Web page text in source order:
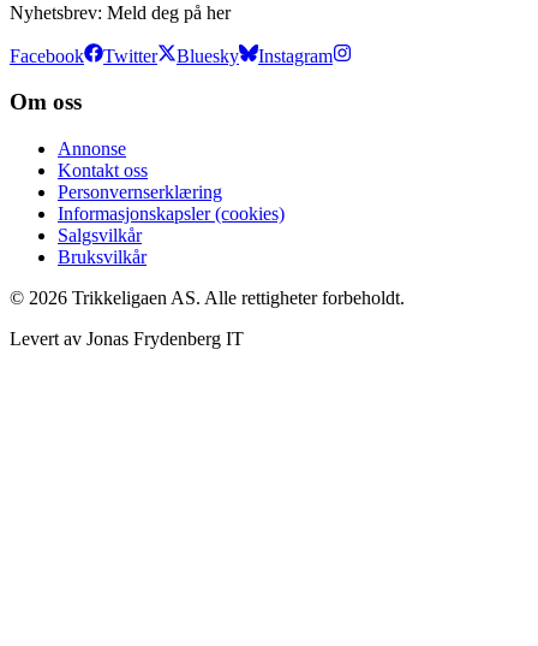
Nyhetsbrev: Meld deg på her
Facebook Twitter Bluesky Instagram
Om oss
Annonse
Kontakt oss
Personvernserklæring
Informasjonskapsler (cookies)
Salgsvilkår
Bruksvilkår
© 2026 Trikkeligaen AS. Alle rettigheter forbeholdt.
Levert av Jonas Frydenberg IT